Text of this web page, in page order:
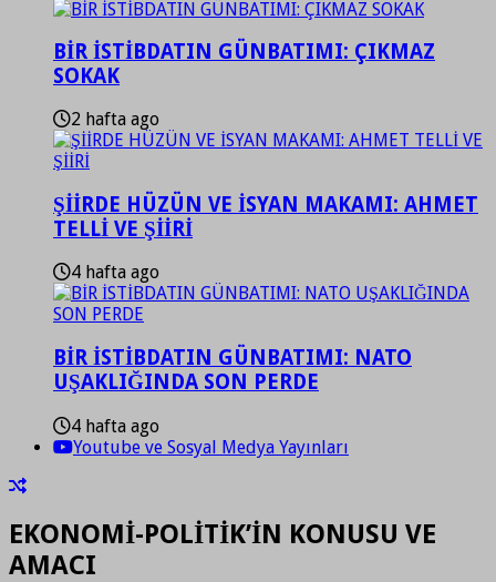
BİR İSTİBDATIN GÜNBATIMI: ÇIKMAZ
SOKAK
2 hafta ago
ŞİİRDE HÜZÜN VE İSYAN MAKAMI: AHMET
TELLİ VE ŞİİRİ
4 hafta ago
BİR İSTİBDATIN GÜNBATIMI: NATO
UŞAKLIĞINDA SON PERDE
4 hafta ago
Youtube ve Sosyal Medya Yayınları
EKONOMİ-POLİTİK’İN KONUSU VE
AMACI